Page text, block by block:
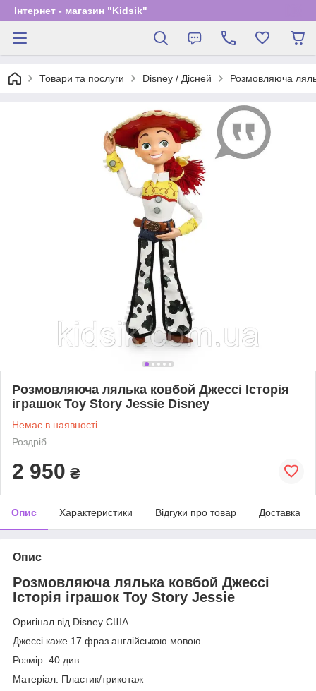
Інтернет - магазин "Kidsik"
Товари та послуги Disney / Дісней Розмовляюча
Розмовляюча лялька ковбой Джессі Історія
іграшок Toy Story Jessie Disney
Немає в наявності
Роздріб
2 950 ₴
Опис Характеристики Відгуки про товар Доставка
Опис
Розмовляюча лялька ковбой Джессі
Історія іграшок Toy Story Jessie
Оригінал від Disney США.
Джессі каже 17 фраз англійською мовою
Розмір: 40 див.
Матеріал: Пластик/трикотаж